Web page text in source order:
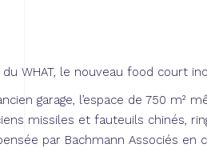
WHAT, le nouveau food court
garage, l’espace de 750 m²
missiles et fauteuils chinés,
par Bachmann Associés en